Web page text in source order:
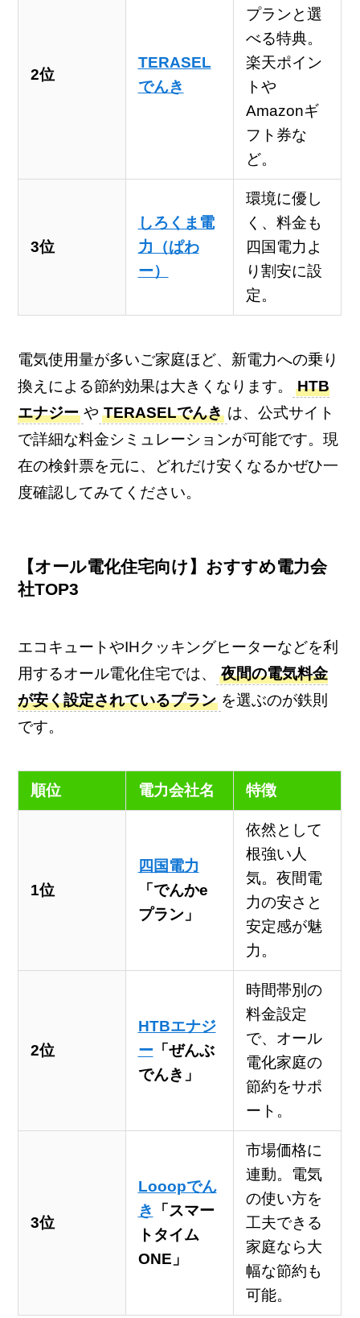
2位
TERASEL
でんき
プランと選
べる特典。
楽天ポイン
トや
Amazonギ
フト券な
ど。
3位
しろくま電
力（ぱわ
ー）
環境に優し
く、料金も
四国電力よ
り割安に設
定。
電気使用量が多いご家庭ほど、新電力への乗り
換えによる節約効果は大きくなります。
HTB
エナジー や TERASELでんき は、公式サイト
で詳細な料金シミュレーションが可能です。現
在の検針票を元に、どれだけ安くなるかぜひ一
度確認してみてください。
【オール電化住宅向け】おすすめ電力会
社TOP3
エコキュートやIHクッキングヒーターなどを利
用するオール電化住宅では、
夜間の電気料金
が安く設定されているプラン を選ぶのが鉄則
です。
順位 電力会社名 特徴
1位
四国電力
「でんかe
プラン」
依然として
根強い人
気。夜間電
力の安さと
安定感が魅
力。
2位
HTBエナジ
ー 「ぜんぶ
でんき」
時間帯別の
料金設定
で、オール
電化家庭の
節約をサポ
ート。
3位
Looopでん
き
「スマー
トタイム
ONE」
市場価格に
連動。電気
の使い方を
工夫できる
家庭なら大
幅な節約も
可能。